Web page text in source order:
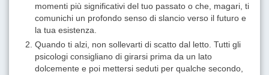
momenti più significativi del tuo passato o che, magari, ti
comunichi un profondo senso di slancio verso il futuro e
la tua esistenza.
Quando ti alzi, non sollevarti di scatto dal letto. Tutti gli
psicologi consigliano di girarsi prima da un lato
dolcemente e poi mettersi seduti per qualche secondo,